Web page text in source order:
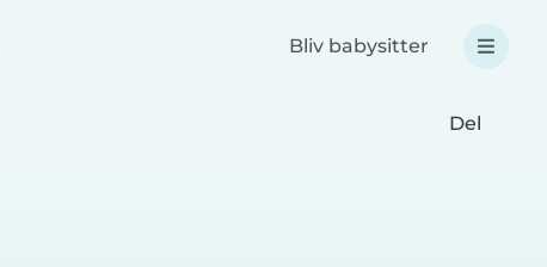
Bliv babysitter
Del